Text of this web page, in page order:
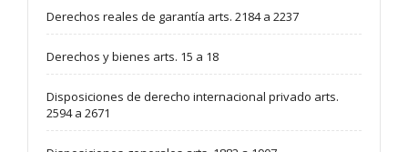
Derechos reales de garantía arts. 2184 a 2237
Derechos y bienes arts. 15 a 18
Disposiciones de derecho internacional privado arts.
2594 a 2671